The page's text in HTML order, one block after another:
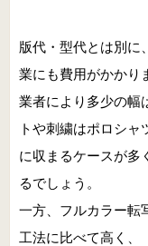
版代・型代とは別に
業にも費用がかかり
業者により多少の幅
トや刺繍はポロシャ
に収まるケースが多
るでしょう。
一方、フルカラー転
工法に比べて高く、